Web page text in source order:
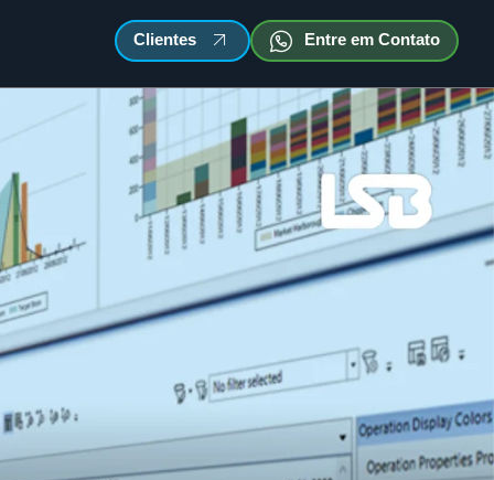
Clientes Entre em Contato